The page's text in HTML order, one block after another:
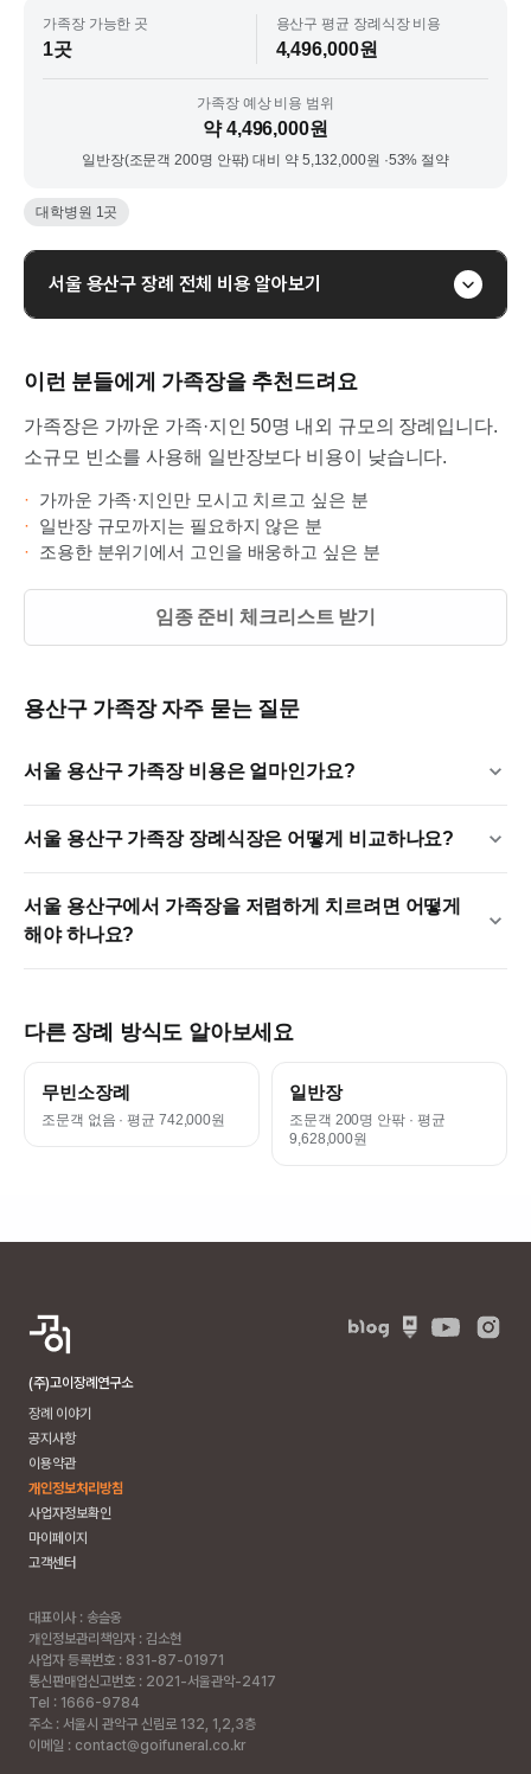
가족장가능한 곳
1곳
용산구 평균 장례식장 비용
4,496,000원
가족장예상 비용 범위
약 4,496,000원
일반장(조문객 200명 안팎) 대비 약 5,132,000원 ·53% 절약
대학병원 1곳
서울 용산구 장례 전체 비용 알아보기
이런 분들에게 가족장을추천드려요
가족장은 가까운 가족·지인 50명 내외 규모의 장례입니다.
소규모 빈소를 사용해 일반장보다 비용이 낮습니다.
· 가까운 가족·지인만 모시고 치르고 싶은 분
· 일반장 규모까지는 필요하지 않은 분
· 조용한 분위기에서 고인을 배웅하고 싶은 분
임종 준비 체크리스트 받기
용산구 가족장자주 묻는 질문
서울 용산구 가족장 비용은 얼마인가요?
서울 용산구 가족장 장례식장은 어떻게 비교하나요?
서울 용산구에서 가족장을 저렴하게 치르려면 어떻게
해야 하나요?
다른 장례 방식도 알아보세요
무빈소장례
조문객 없음 · 평균 742,000원
일반장
조문객 200명 안팎· 평균
9,628,000원
(주)고이장례연구소
장례 이야기
공지사항
이용약관
개인정보처리방침
사업자정보확인
마이페이지
고객센터
대표이사 : 송슬옹
개인정보관리책임자 : 김소현
사업자 등록번호 : 831-87-01971
통신판매업신고번호 : 2021-서울관악-2417
Tel : 1666-9784
주소 : 서울시 관악구 신림로 132, 1,2,3층
이메일 : contact@goifuneral.co.kr